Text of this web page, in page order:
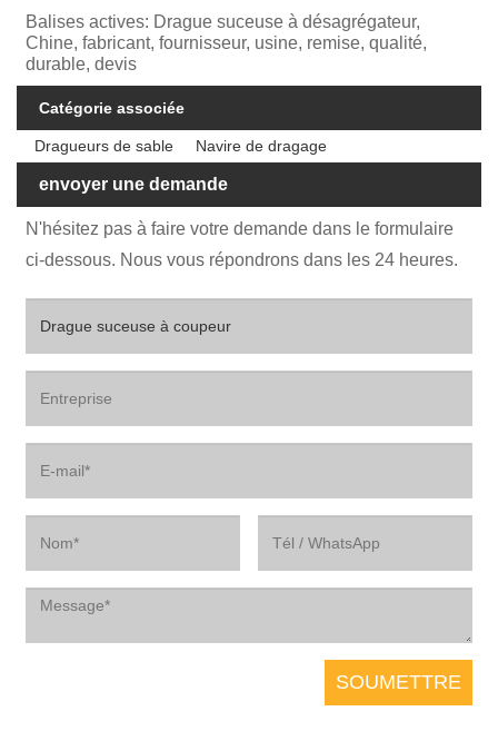
Balises actives: Drague suceuse à désagrégateur,
Chine, fabricant, fournisseur, usine, remise, qualité,
durable, devis
Catégorie associée
Dragueurs de sable Navire de dragage
envoyer une demande
N'hésitez pas à faire votre demande dans le formulaire
ci-dessous. Nous vous répondrons dans les 24 heures.